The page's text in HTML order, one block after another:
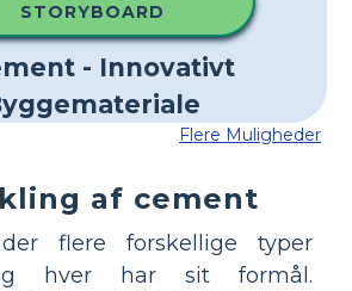
STORYBOARD
Flere Muligheder
af cement
flere forskellige typer
hver har sit formål.